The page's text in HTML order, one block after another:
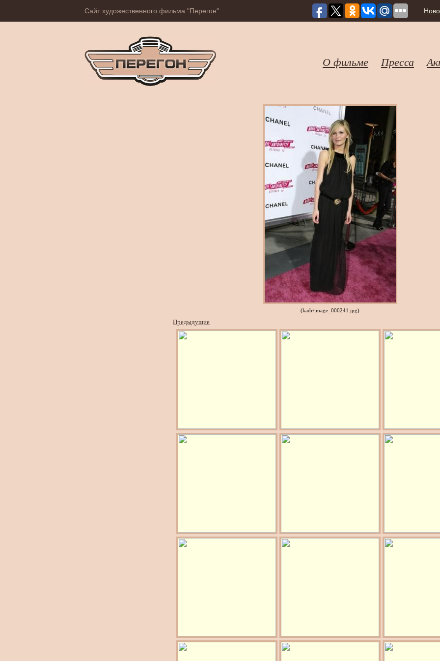
Сайт художественного фильма "Перегон"
О фильме Пресса
(kadr/image_000241.jpg)
Предыдущие